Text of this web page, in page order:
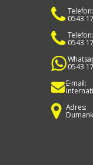
Telefon:
0543
Telefon:
0543
0543
E-mail:
Adres: